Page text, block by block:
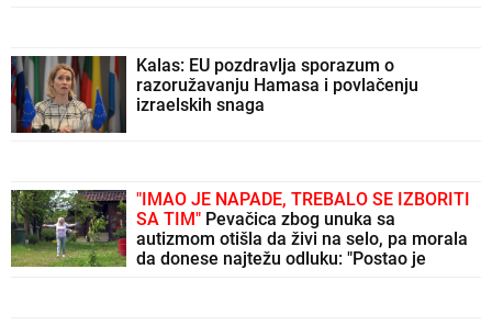
Kalas: EU pozdravlja sporazum o
razoružavanju Hamasa i povlačenju
izraelskih snaga
"IMAO JE NAPADE, TREBALO SE IZBORITI
SA TIM" Pevačica zbog unuka sa
autizmom otišla da živi na selo, pa morala
da donese najtežu odluku: "Postao je